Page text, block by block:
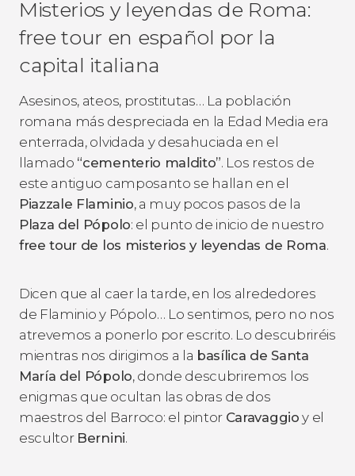
Misterios y leyendas de Roma:
free tour en español por la
capital italiana
Asesinos, ateos, prostitutas… La población
romana más despreciada en la Edad Media era
enterrada, olvidada y desahuciada en el
llamado “cementerio maldito”. Los restos de
este antiguo camposanto se hallan en el
Piazzale Flaminio, a muy pocos pasos de la
Plaza del Pópolo: el punto de inicio de nuestro
free tour de los misterios y leyendas de Roma.
Dicen que al caer la tarde, en los alrededores
de Flaminio y Pópolo… Lo sentimos, pero no nos
atrevemos a ponerlo por escrito. Lo descubriréis
mientras nos dirigimos a la basílica de Santa
María del Pópolo, donde descubriremos los
enigmas que ocultan las obras de dos
maestros del Barroco: el pintor Caravaggio y el
escultor Bernini.